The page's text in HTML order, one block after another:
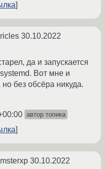
30.10.2022
да и запускается
Вот мне и
без обсёра никуда.
автор топика
30.10.2022